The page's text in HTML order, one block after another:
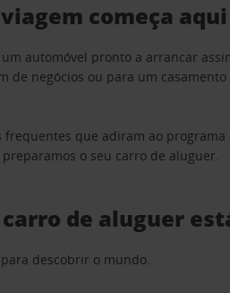
começa aqui
um automóvel pronto a arrancar
de negócios ou para um
frequentes que adiram ao
o seu carro de aluguer.
carro de aluguer
descobrir o mundo.